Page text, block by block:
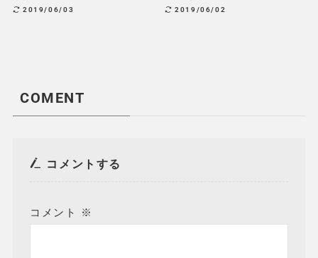
2019/06/03 2019/06/02
COMENT
コメントする
コメント ※